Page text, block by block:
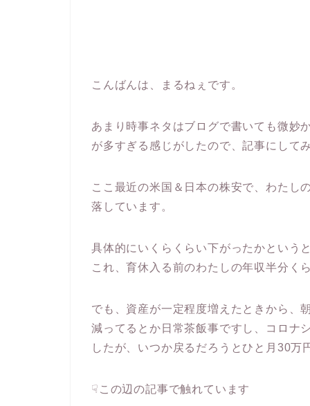
こんばんは、まるねぇです。
あまり時事ネタはブログで書いても微妙
が多すぎる感じがしたので、記事にして
ここ最近の米国＆日本の株安で、わたし
落しています。
具体的にいくらくらい下がったかという
これ、育休入る前のわたしの年収半分く
でも、資産が一定程度増えたときから、
減ってるとか日常茶飯事ですし、コロナ
したが、いつか戻るだろうとひと月30万
☟この辺の記事で触れています